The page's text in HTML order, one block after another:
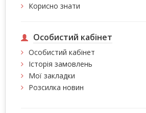
Корисно знати
Особистий кабінет
Особистий кабінет
Історія замовлень
Мої закладки
Розсилка новин